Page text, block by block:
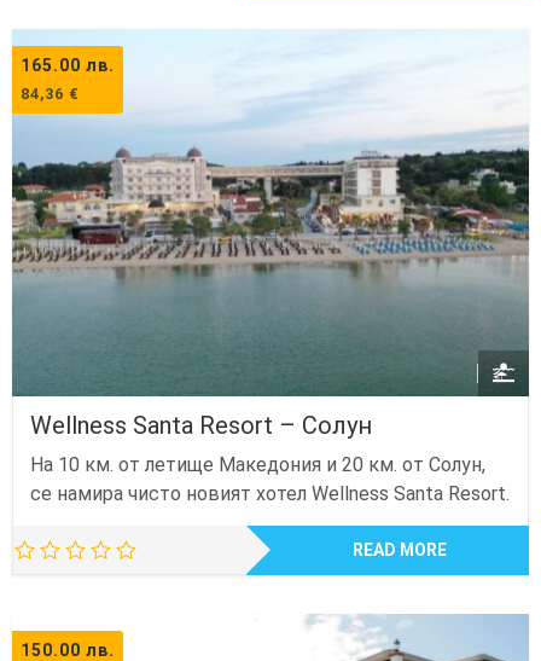
165.00 лв.
84,36 €
Wellness Santa Resort – Солун
На 10 км. от летище Македония и 20 км. от Солун,
се намира чисто новият хотел Wellness Santa Resort.
READ MORE
150.00 лв.